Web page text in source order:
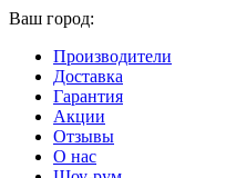
Ваш город:
Производители
Доставка
Гарантия
Акции
Отзывы
О нас